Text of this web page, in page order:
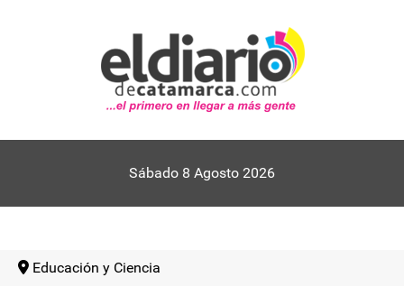
Sábado 8 Agosto 2026
Educación y Ciencia